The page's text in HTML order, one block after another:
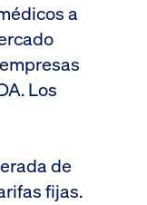
a
Los
de
fijas.